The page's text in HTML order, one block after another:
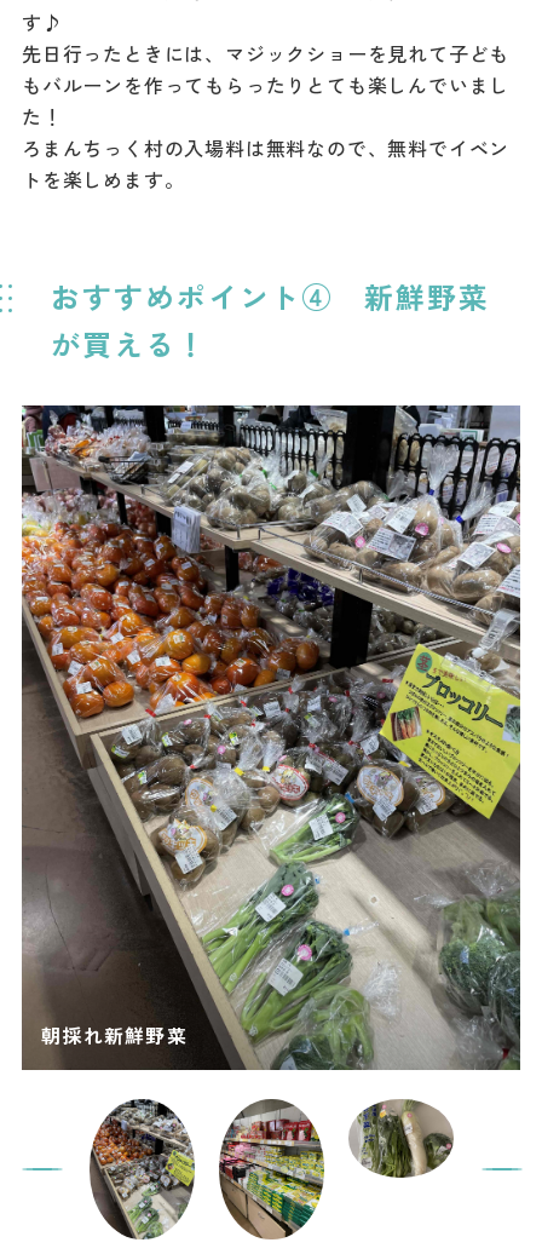
す♪
先日行ったときには、マジックショーを見れて子ども
もバルーンを作ってもらったりとても楽しんでいまし
た！
ろまんちっく村の入場料は無料なので、無料でイベン
トを楽しめます。
おすすめポイント④ 新鮮野菜
が買える！